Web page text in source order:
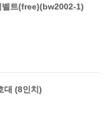
벨트(free)(bw2002-1)
대 (8인치)